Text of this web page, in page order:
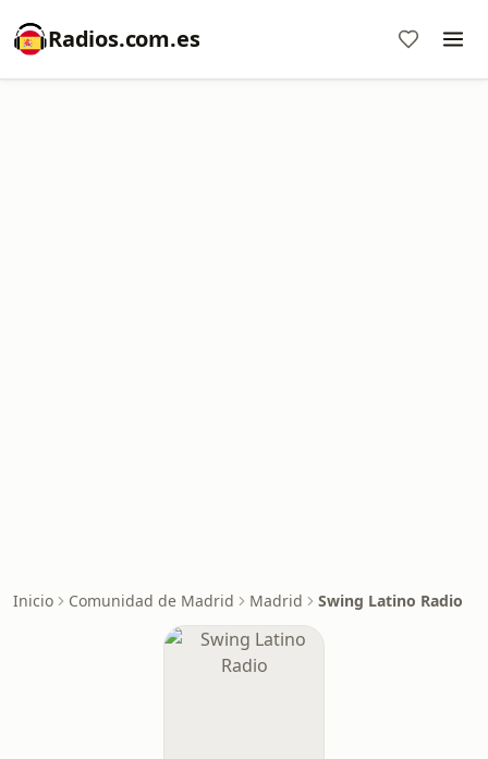
Radios.com.es
Inicio Comunidad de Madrid Madrid Swing Latino Radio